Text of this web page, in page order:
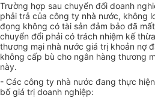
Trường hợp sau chuyển đổi doanh
phải trả của công ty nhà nước, không
đọng không có tài sản đảm bảo đã
chuyển đổi phải có trách nhiệm kế
thương mại nhà nước giá trị khoản nợ
không cấp bù cho ngân hàng thương
này.
- Các công ty nhà nước đang thực
bố giá trị doanh nghiệp: